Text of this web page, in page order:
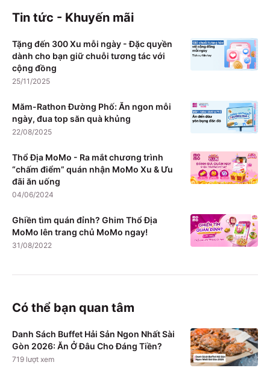
Tin tức - Khuyến mãi
Tặng đến 300 Xu mỗi ngày - Đặc quyền
dành cho bạn giữ chuỗi tương tác với
cộng đồng
25/11/2025
Măm-Rathon Đường Phố: Ăn ngon mỗi
ngày, đua top săn quà khủng
22/08/2025
Thổ Địa MoMo - Ra mắt chương trình
“chấm điểm” quán nhận MoMo Xu & Ưu
đãi ăn uống
04/06/2024
Ghiền tìm quán đỉnh? Ghim Thổ Địa
MoMo lên trang chủ MoMo ngay!
31/08/2022
Có thể bạn quan tâm
Danh Sách Buffet Hải Sản Ngon Nhất Sài
Gòn 2026: Ăn Ở Đâu Cho Đáng Tiền?
719 lượt xem